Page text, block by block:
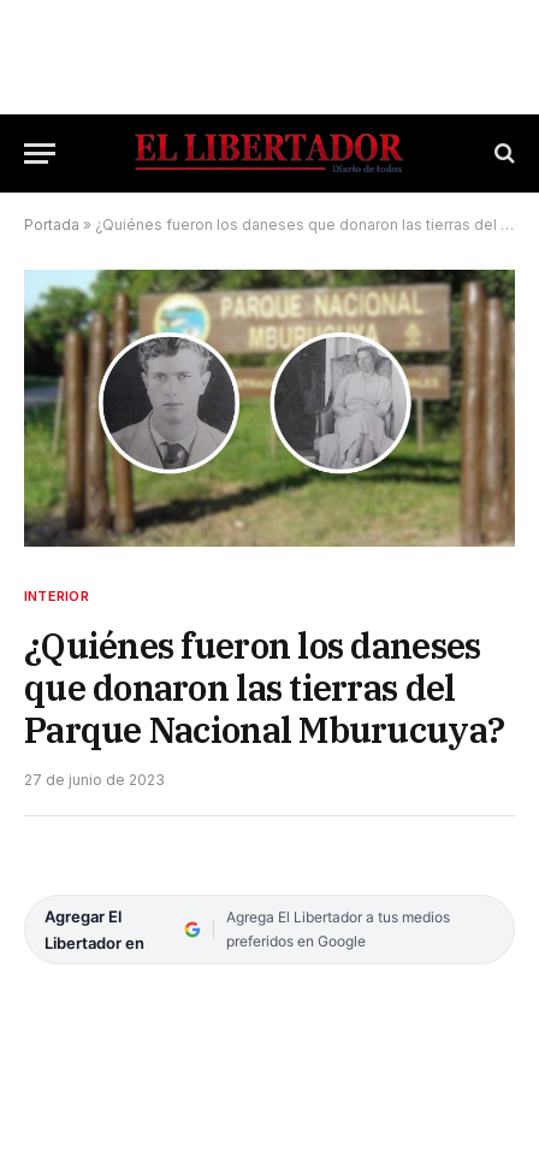
Portada » ¿Quiénes fueron los daneses que donaron las tierras del Parque Nacional Mburucuya?
INTERIOR
¿Quiénes fueron los daneses
que donaron las tierras del
Parque Nacional Mburucuya?
27 de junio de 2023
Agregar El
Libertador en
Agrega El Libertador a tus medios
preferidos en Google